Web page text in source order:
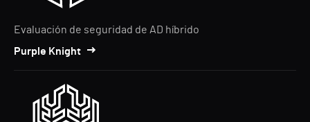
Evaluación de seguridad de AD híbrido
Purple Knight